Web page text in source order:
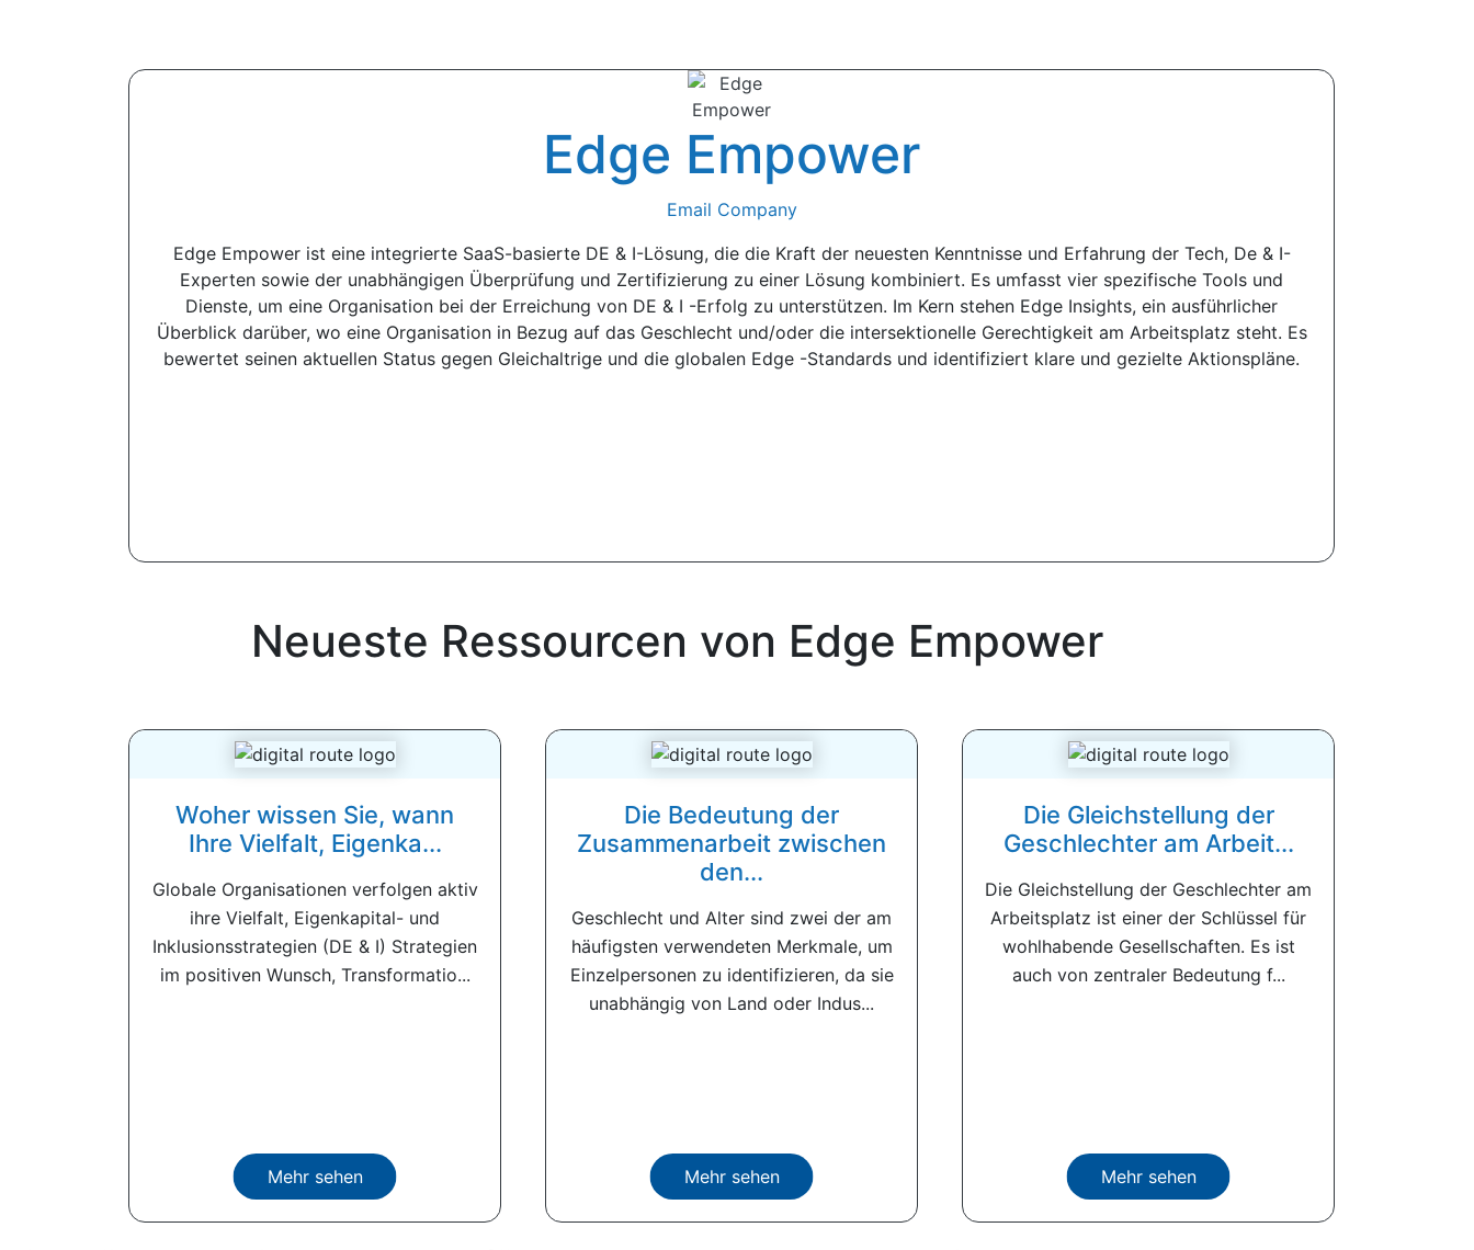
Edge Empower
Email Company
Edge Empower ist eine integrierte SaaS-basierte DE & I-Lösung, die die Kraft der neuesten Kenntnisse und Erfahrung der Tech, De & I-
Experten sowie der unabhängigen Überprüfung und Zertifizierung zu einer Lösung kombiniert. Es umfasst vier spezifische Tools und
Dienste, um eine Organisation bei der Erreichung von DE & I -Erfolg zu unterstützen. Im Kern stehen Edge Insights, ein ausführlicher
Überblick darüber, wo eine Organisation in Bezug auf das Geschlecht und/oder die intersektionelle Gerechtigkeit am Arbeitsplatz steht. Es
bewertet seinen aktuellen Status gegen Gleichaltrige und die globalen Edge -Standards und identifiziert klare und gezielte Aktionspläne.
Neueste Ressourcen von Edge Empower
Woher wissen Sie, wann
Ihre Vielfalt, Eigenka...
Globale Organisationen verfolgen aktiv
ihre Vielfalt, Eigenkapital- und
Inklusionsstrategien (DE & I) Strategien
im positiven Wunsch, Transformatio...
Mehr sehen
Die Bedeutung der
Zusammenarbeit zwischen
den...
Geschlecht und Alter sind zwei der am
häufigsten verwendeten Merkmale, um
Einzelpersonen zu identifizieren, da sie
unabhängig von Land oder Indus...
Mehr sehen
Die Gleichstellung der
Geschlechter am Arbeit...
Die Gleichstellung der Geschlechter am
Arbeitsplatz ist einer der Schlüssel für
wohlhabende Gesellschaften. Es ist
auch von zentraler Bedeutung f...
Mehr sehen